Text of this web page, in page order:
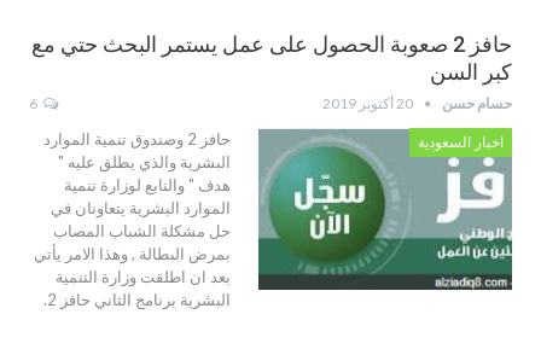
حافز 2 صعوبة الحصول على عمل يستمر البحث حتي مع
كبر السن
حسام حسن 20 أكتوبر 2019
اخبار السعودية
حافز 2 وصندوق تنمية الموارد
البشرية والذي يطلق عليه "
هدف " والتابع لوزارة تنمية
الموارد البشرية يتعاونان في
حل مشكلة الشباب المصاب
بمرض البطالة , وهذا الامر يأتي
بعد ان اطلقت وزارة التنمية
البشرية برنامج الثاني حافز 2.